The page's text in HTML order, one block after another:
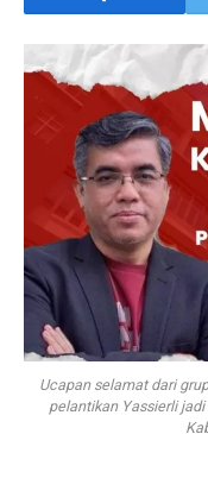
Ucapan selamat dari
pelantikan Yassierli